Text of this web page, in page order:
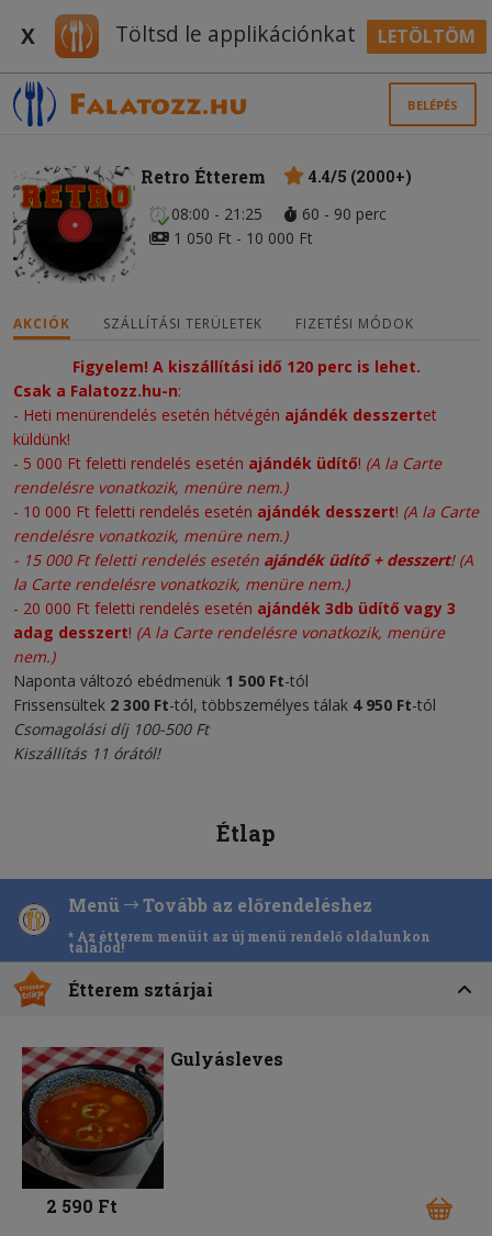
X Töltsd le applikációnkat LETÖLTÖM
BELÉPÉS
Retro Étterem
4.4/5 (2000+)
08:00 - 21:25
60 - 90 perc
1 050 Ft - 10 000 Ft
AKCIÓK SZÁLLÍTÁSI TERÜLETEK FIZETÉSI MÓDOK
Figyelem! A kiszállítási idő 120 perc is lehet.
Csak a Falatozz.hu-n:
- Heti menürendelés esetén hétvégén ajándék desszertet
küldünk!
- 5 000 Ft feletti rendelés esetén ajándék üdítő! (A la Carte
rendelésre vonatkozik, menüre nem.)
- 10 000 Ft feletti rendelés esetén ajándék desszert! (A la Carte
rendelésre vonatkozik, menüre nem.)
- 15 000 Ft feletti rendelés esetén ajándék üdítő + desszert!(A
la Carte rendelésre vonatkozik, menüre nem.)
- 20 000 Ft feletti rendelés esetén ajándék 3db üdítő vagy 3
adag desszert! (A la Carte rendelésre vonatkozik, menüre
nem.)
Naponta változó ebédmenük 1 500 Ft-tól
Frissensültek 2 300 Ft-tól, többszemélyes tálak 4 950 Ft-tól
Csomagolási díj 100-500 Ft
Kiszállítás 11 órától!
Étlap
Menü Tovább az előrendeléshez
* Az étterem menüit az új menü rendelő oldalunkon
találod!
Étterem sztárjai
Gulyásleves
2 590 Ft